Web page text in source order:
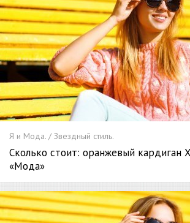
Я и Мода. / Звездный стиль.
Сколько стоит: оранжевый кардиган
«Мода»